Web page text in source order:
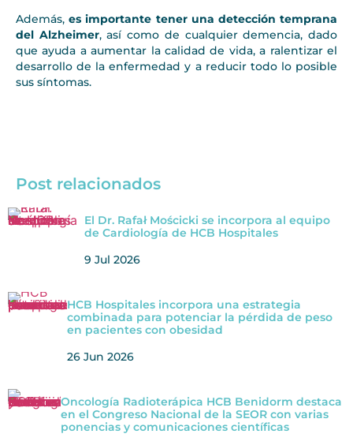
Además,es importante tener una detección temprana
del Alzheimer, así como de cualquier demencia, dado
que ayuda a aumentar la calidad de vida, a ralentizar el
desarrollo de la enfermedad y a reducir todo lo posible
sus síntomas.
Post relacionados
El Dr. Rafał Mościcki se incorpora al equipo
de Cardiología de HCB Hospitales
9 Jul 2026
HCB Hospitales incorpora una estrategia
combinada para potenciar la pérdida de peso
en pacientes con obesidad
26 Jun 2026
Oncología Radioterápica HCB Benidorm destaca
en el Congreso Nacional de la SEOR con varias
ponencias y comunicaciones científicas